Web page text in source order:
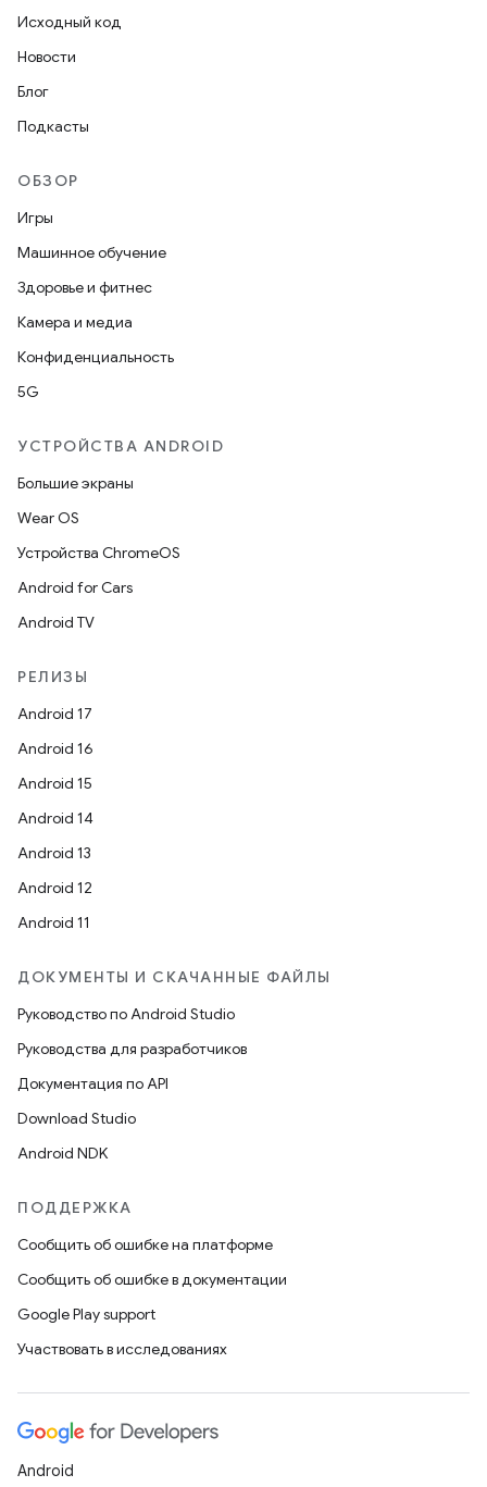
Исходный код
Новости
Блог
Подкасты
ОБЗОР
Игры
Машинное обучение
Здоровье и фитнес
Камера и медиа
Конфиденциальность
5G
УСТРОЙСТВА ANDROID
Большие экраны
Wear OS
Устройства ChromeOS
Android for Cars
Android TV
РЕЛИЗЫ
Android 17
Android 16
Android 15
Android 14
Android 13
Android 12
Android 11
ДОКУМЕНТЫ И СКАЧАННЫЕ ФАЙЛЫ
Руководство по Android Studio
Руководства для разработчиков
Документация по API
Download Studio
Android NDK
ПОДДЕРЖКА
Сообщить об ошибке на платформе
Сообщить об ошибке в документации
Google Play support
Участвовать в исследованиях
Android